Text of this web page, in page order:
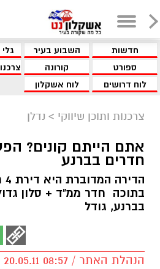
חדשות השבוע בעיר
ספורט
קורונה
לוח דרושים
לוח אשקלון
צרכנות ותוכן שיווקי > נדלן
חדרים בברנע
בברנע, גודל
הנהלת האתר / 08:57 20.05.11